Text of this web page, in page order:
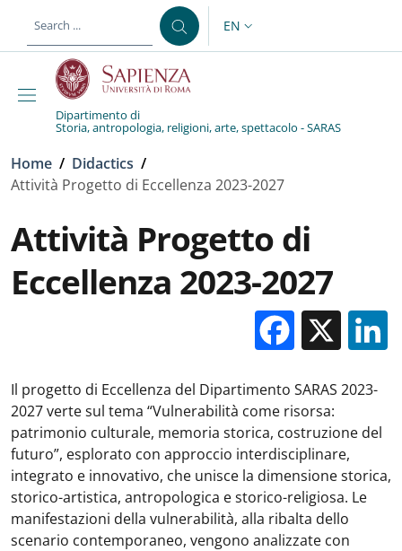
LANGUAGE SWITCHER:
EN
Dipartimento di
Storia, antropologia, religioni, arte, spettacolo - SARAS
Breadcrumb
Home / Didactics /
Attività Progetto di Eccellenza 2023-2027
Attività Progetto di
Eccellenza 2023-2027
X
Il progetto di Eccellenza del Dipartimento SARAS 2023-
2027 verte sul tema “Vulnerabilità come risorsa:
patrimonio culturale, memoria storica, costruzione del
futuro”, esplorato con approccio interdisciplinare,
integrato e innovativo, che unisce la dimensione storica,
storico-artistica, antropologica e storico-religiosa. Le
manifestazioni della vulnerabilità, alla ribalta dello
scenario contemporaneo, vengono analizzate con